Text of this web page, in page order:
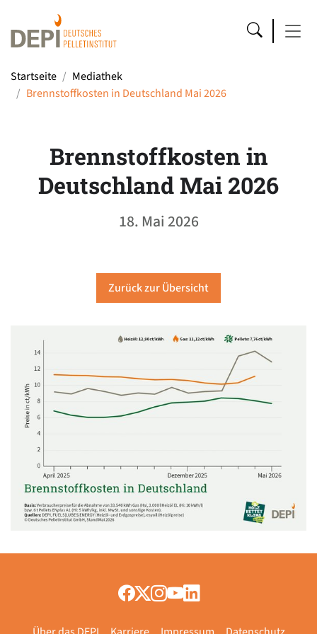
Startseite
Mediathek
Brennstoffkosten in Deutschland Mai 2026
Brennstoffkosten in
Deutschland Mai 2026
18. Mai 2026
Zurück zur Übersicht